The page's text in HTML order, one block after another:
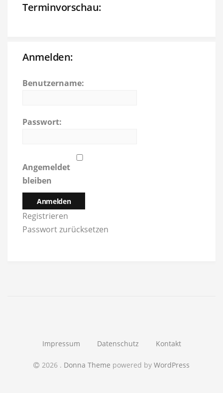
Terminvorschau:
Anmelden:
Benutzername:
Passwort:
Angemeldet
bleiben
Anmelden
Registrieren
Passwort zurücksetzen
Impressum Datenschutz Kontakt
2026 . Donna Theme powered by WordPress